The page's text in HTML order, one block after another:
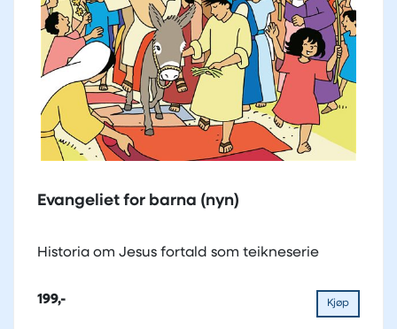
Evangeliet for barna (nyn)
Historia om Jesus fortald som teikneserie
199,- Kjøp